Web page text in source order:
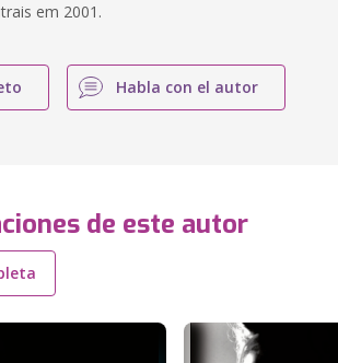
em 2001.
Habla con el autor
de este autor